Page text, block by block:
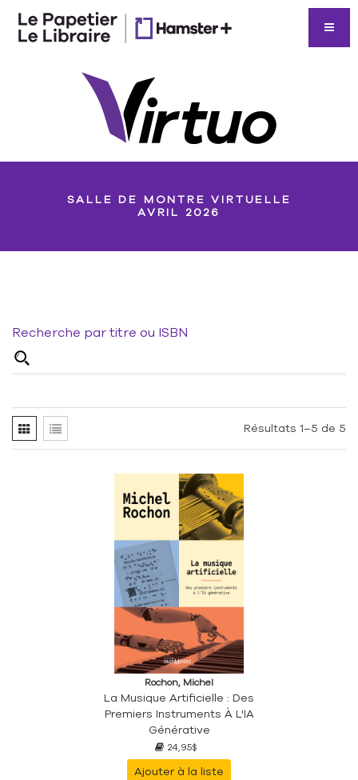
SALLE DE MONTRE VIRTUELLE
AVRIL 2026
Recherche par titre ou ISBN
Résultats 1–5 de 5
Rochon, Michel
La Musique Artificielle : Des
Premiers Instruments À L'IA
Générative
24,95$
Ajouter à la liste